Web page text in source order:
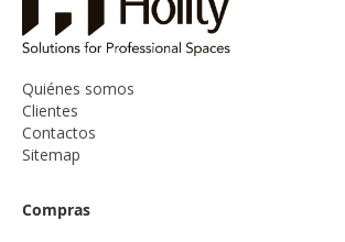
Quiénes somos
Clientes
Contactos
Sitemap
Compras